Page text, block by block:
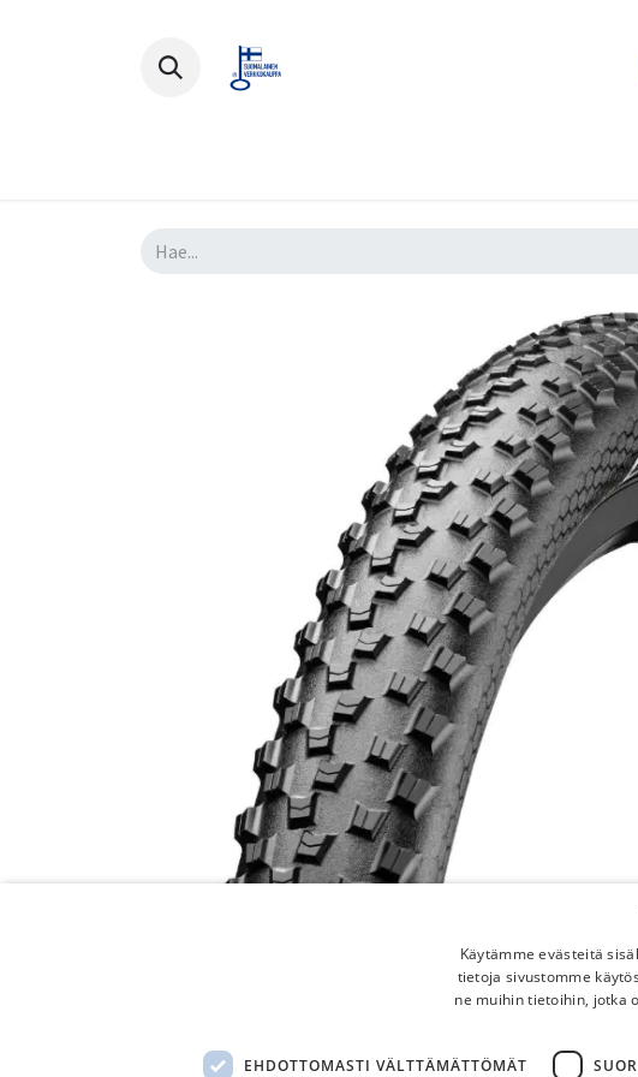
Käytämme evästeitä
tietoja sivustomme
ne muihin tietoihin, jotka
EHDOTTOMASTI VÄLTTÄMÄTTÖMÄT